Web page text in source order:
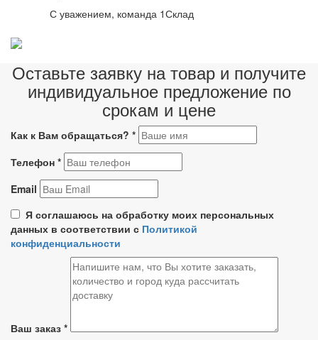
С уважением, команда 1Склад
Оставьте заявку на товар и получите
индивидуальное предложение по
срокам и цене
Как к Вам обращаться? *
Телефон *
Email
Я соглашаюсь на обработку моих персональных
данных в соответствии с Политикой
конфиденциальности
Ваш заказ *